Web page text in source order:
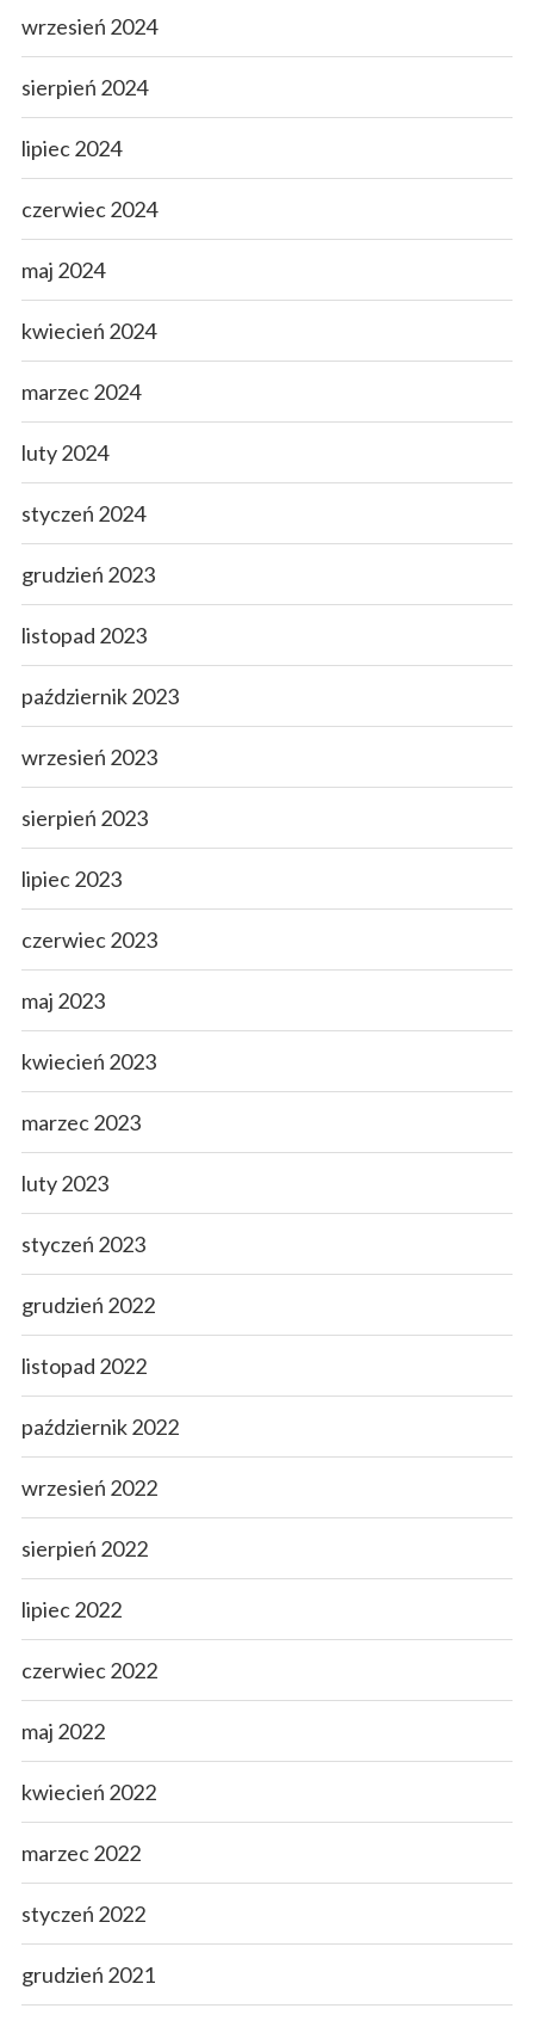
wrzesień 2024
sierpień 2024
lipiec 2024
czerwiec 2024
maj 2024
kwiecień 2024
marzec 2024
luty 2024
styczeń 2024
grudzień 2023
listopad 2023
październik 2023
wrzesień 2023
sierpień 2023
lipiec 2023
czerwiec 2023
maj 2023
kwiecień 2023
marzec 2023
luty 2023
styczeń 2023
grudzień 2022
listopad 2022
październik 2022
wrzesień 2022
sierpień 2022
lipiec 2022
czerwiec 2022
maj 2022
kwiecień 2022
marzec 2022
styczeń 2022
grudzień 2021